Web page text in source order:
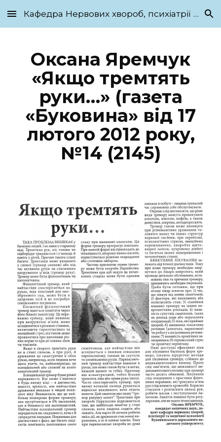
Skip to main content Skip to navigation
Кафедра Нервових хвороб, психіатрії та медичної психології ім. С.М. Савенка
Оксана Яремчук
«Якщо тремтять
руки…» (газета
«Буковина» від 17
лютого 2012 року,
№14 (2145)